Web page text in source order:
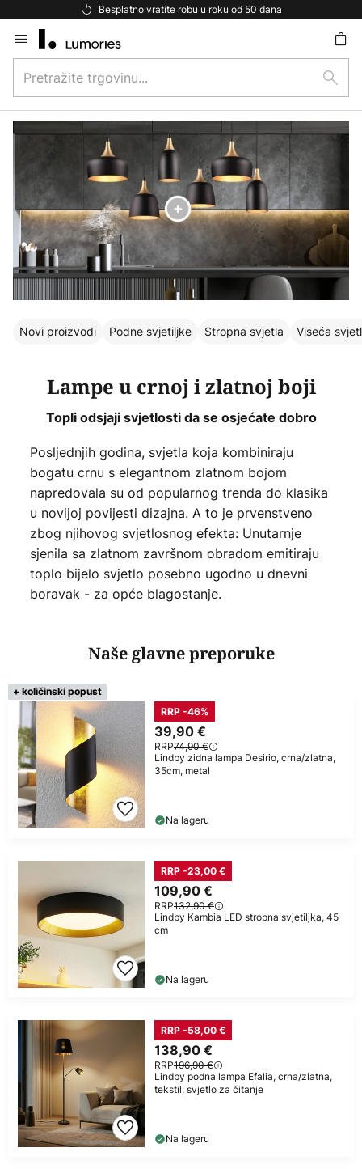
Besplatna dostava za kupnju iznad 69 €
to
Content
trgovinu...
traži
Novi proizvodi Podne svjetiljke Stropna svjetla Viseća
Lampe u crnoj i zlatnoj boji
Topli odsjaji svjetlosti da se osjećate dobro
Posljednjih godina, svjetla koja kombiniraju
bogatu crnu s elegantnom zlatnom bojom
napredovala su od popularnog trenda do klasika
u novijoj povijesti dizajna. A to je prvenstveno
zbog njihovog svjetlosnog efekta: Unutarnje
sjenila sa zlatnom završnom obradom emitiraju
toplo bijelo svjetlo posebno ugodno u dnevni
boravak - za opće blagostanje.
Naše glavne preporuke
+ količinski popust
39,90 €
RRP74,90 €
RRP -46%
Lindby zidna lampa Desirio, crna/zlatna,
35cm, metal
Na lageru
109,90 €
RRP132,90 €
RRP -23,00 €
Lindby Kambia LED stropna svjetiljka, 45
cm
Na lageru
138,90 €
RRP196,90 €
RRP -58,00 €
Lindby podna lampa Efalia, crna/zlatna,
tekstil, svjetlo za čitanje
Na lageru